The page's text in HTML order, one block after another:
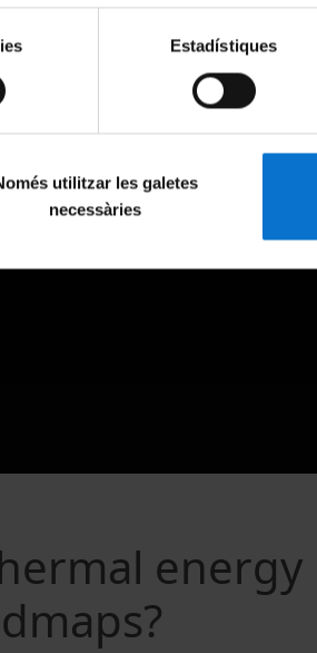
Estadístiques
utilitzar les galetes
necessàries
energy